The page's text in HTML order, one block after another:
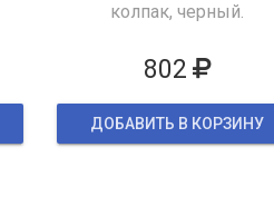
колпак, черный.
802
ДОБАВИТЬ В КОРЗИНУ